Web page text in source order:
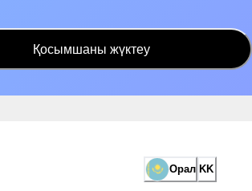
Қосымшаны жүктеу
Орал KK